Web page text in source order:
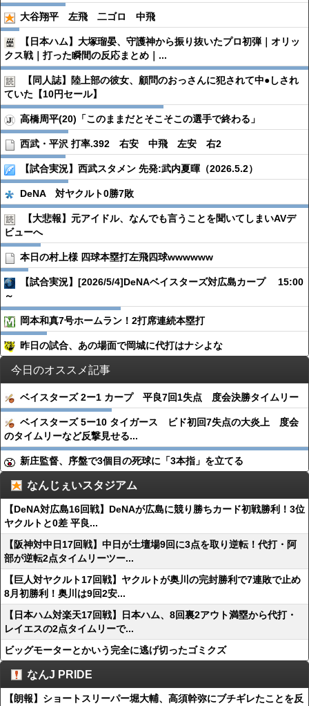
大谷翔平 左飛 二ゴロ 中飛
【日本ハム】大塚瑠晏、守護神から振り抜いたプロ初弾｜オリッ
クス戦｜打った瞬間の反応まとめ｜...
【同人誌】陸上部の彼女、顧問のおっさんに犯されて中●︎しされ
ていた【10円セール】
高橋周平(20)「このままだとそこそこの選手で終わる」
西武・平沢 打率.392 右安 中飛 左安 右2
【試合実況】西武スタメン 先発:武内夏暉（2026.5.2）
DeNA 対ヤクルト0勝7敗
【大悲報】元アイドル、なんでも言うことを聞いてしまいAVデ
ビューへ
本日の村上様 四球本塁打左飛四球wwwwww
【試合実況】[2026/5/4]DeNAベイスターズ対広島カープ 15:00
～
岡本和真7号ホームラン！2打席連続本塁打
昨日の試合、あの場面で岡城に代打はナシよな
今日のオススメ記事
ベイスターズ 2ー1 カープ 平良7回1失点 度会決勝タイムリー
ベイスターズ 5ー10 タイガース ビド初回7失点の大炎上 度会
のタイムリーなど反撃見せる...
新庄監督、序盤で3個目の死球に「3本指」を立てる
なんじぇいスタジアム
【DeNA対広島16回戦】DeNAが広島に競り勝ちカード初戦勝利！3位
ヤクルトと0差 平良...
【阪神対中日17回戦】中日が土壇場9回に3点を取り逆転！代打・阿
部が逆転2点タイムリーツー...
【巨人対ヤクルト17回戦】ヤクルトが奥川の完封勝利で7連敗で止め
8月初勝利！奥川は9回2安...
【日本ハム対楽天17回戦】日本ハム、8回裏2アウト満塁から代打・
レイエスの2点タイムリーで...
ビッグモーターとかいう完全に逃げ切ったゴミクズ
なんJ PRIDE
【朗報】ショートスリーパー堀大輔、高須幹弥にブチギレたことを反